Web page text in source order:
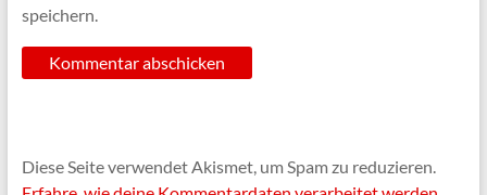
speichern.
Diese Seite verwendet Akismet, um Spam zu reduzieren.